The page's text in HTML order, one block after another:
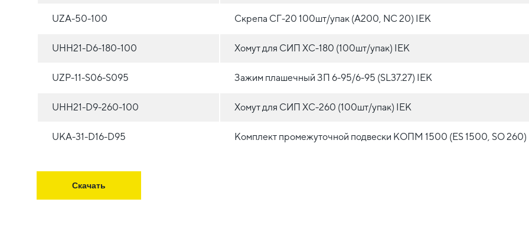
UZA-50-100 Скрепа СГ-20 100шт/упак (A200, NC 20) IEK
UHH21-D6-180-100 Хомут для СИП ХС-180 (100шт/упак) IEK
UZP-11-S06-S095 Зажим плашечный ЗП 6-95/6-95 (SL37.27) IEK
UHH21-D9-260-100 Хомут для СИП ХС-260 (100шт/упак) IEK
UKA-31-D16-D95 Комплект промежуточной подвески КОПМ 1500 (ES 1500, SO 260)
Скачать